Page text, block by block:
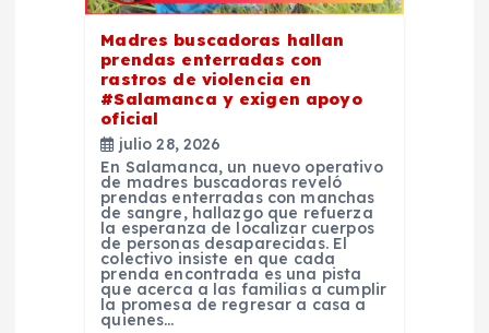
Madres buscadoras hallan
prendas enterradas con
rastros de violencia en
#Salamanca y exigen apoyo
oficial
julio 28, 2026
En Salamanca, un nuevo operativo
de madres buscadoras reveló
prendas enterradas con manchas
de sangre, hallazgo que refuerza
la esperanza de localizar cuerpos
de personas desaparecidas. El
colectivo insiste en que cada
prenda encontrada es una pista
que acerca a las familias a cumplir
la promesa de regresar a casa a
quienes…